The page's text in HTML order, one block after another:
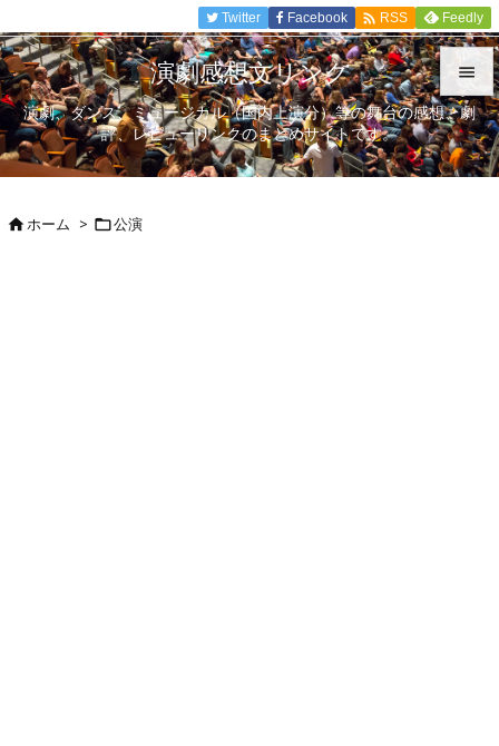


メニュ

Twitter Facebook  RSS Feedly
演劇感想文リンク
演劇、ダンス、ミュージカル（国内上演分）等の舞台の感想、劇
評、レビューリンクのまとめサイトです。
ホーム > 公演